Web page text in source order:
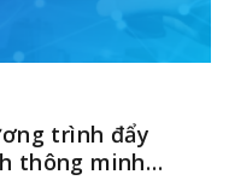
trình đẩy
thông minh